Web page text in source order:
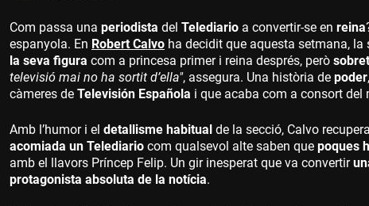
Com passa una periodista del Telediario a convertir-se en reina
espanyola. En Robert Calvo ha decidit que aquesta setmana, la
la seva figura com a princesa primer i reina després, però
televisió mai no ha sortit d’ella", assegura. Una història de poder,
càmeres de Televisión Española i que acaba com a consort del
Amb l’humor i el detallisme habitual de la secció, Calvo
acomiada un Telediario com qualsevol alte saben que poques
amb el llavors Príncep Felip. Un gir inesperat que va convertir
protagonista absoluta de la notícia.